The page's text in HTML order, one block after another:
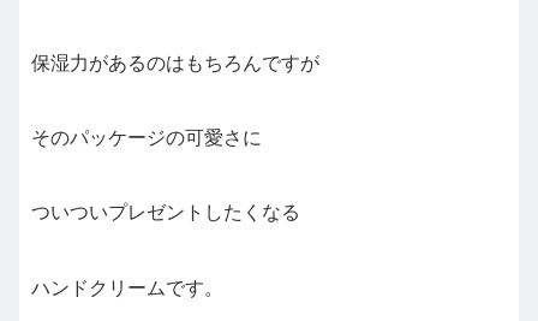
保湿力があるのはもちろんですが
そのパッケージの可愛さに
ついついプレゼントしたくなる
ハンドクリームです。